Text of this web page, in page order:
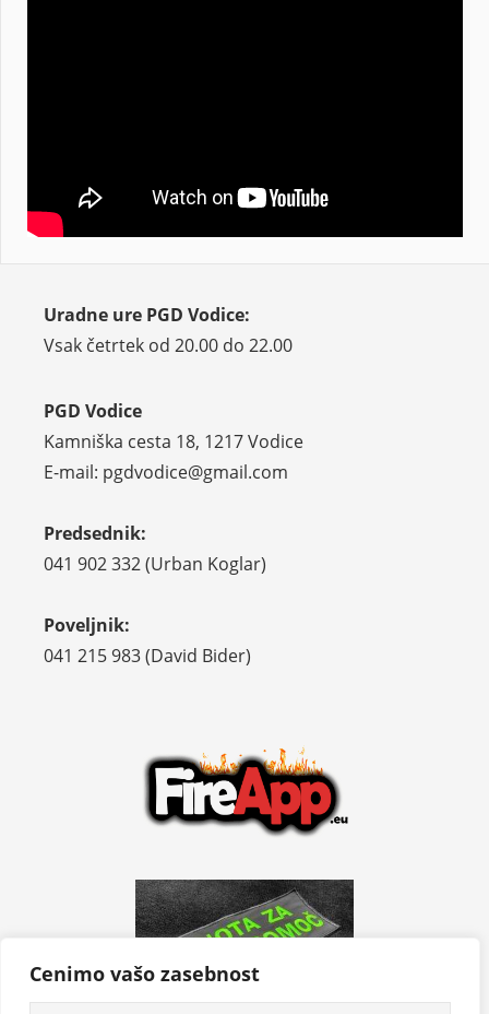
Cenimo vašo zasebnost
Uradne ure PGD Vodice:
Vsak četrtek od 20.00 do 22.00
PGD Vodice
Kamniška cesta 18, 1217 Vodice
E-mail: pgdvodice@gmail.com
Predsednik:
041 902 332 (Urban Koglar)
Poveljnik:
041 215 983 (David Bider)